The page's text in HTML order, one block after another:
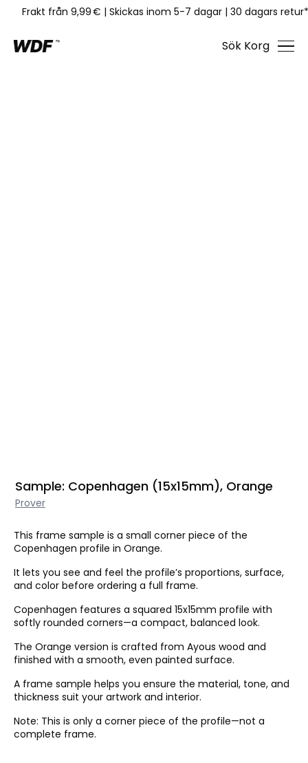
Frakt från 9,99 € | Skickas inom 5-7 dagar | 30 dagars retur*
Sök Korg
Sample: Copenhagen (15x15mm), Orange
Prover
This frame sample is a small corner piece of the
Copenhagen profile in Orange.
It lets you see and feel the profile’s proportions, surface,
and color before ordering a full frame.
Copenhagen features a squared 15x15mm profile with
softly rounded corners—a compact, balanced look.
The Orange version is crafted from Ayous wood and
finished with a smooth, even painted surface.
A frame sample helps you ensure the material, tone, and
thickness suit your artwork and interior.
Note: This is only a corner piece of the profile—not a
complete frame.